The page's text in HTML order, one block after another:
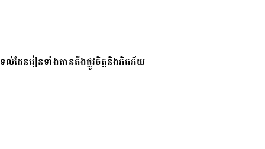
ទល់ដែនរៀនទាំងតានតឹងផ្លូវចិត្តនិងភិតភ័យ